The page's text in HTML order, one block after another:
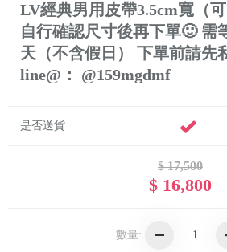
LV經典男用皮帶3.5cm寬（
自行確認尺寸後再下單🙂 需
天（不含假日） 下單前請先
line@： @159mgdmf
是否送貨
$ 17,500
$ 16,800
數量: